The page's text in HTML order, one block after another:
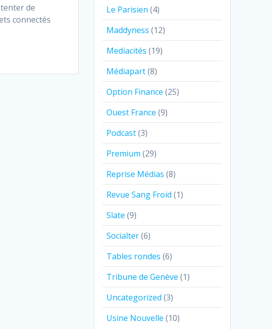
de
connectés
Le Parisien (4)
Maddyness (12)
Mediacités (19)
Médiapart(8)
Option Finance (25)
Ouest France (9)
Podcast(3)
Premium (29)
Reprise Médias (8)
Revue Sang Froid (1)
Slate (9)
Socialter(6)
Tables rondes (6)
Tribune de Genève (1)
Uncategorized (3)
Usine Nouvelle (10)